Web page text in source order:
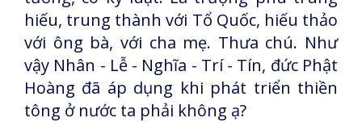
hiếu, trung thành với Tổ Quốc, hiếu thảo
với ông bà, với cha mẹ. Thưa chú. Như
vậy Nhân - Lễ - Nghĩa - Trí - Tín, đức Phật
Hoàng đã áp dụng khi phát triển thiền
tông ở nước ta phải không ạ?